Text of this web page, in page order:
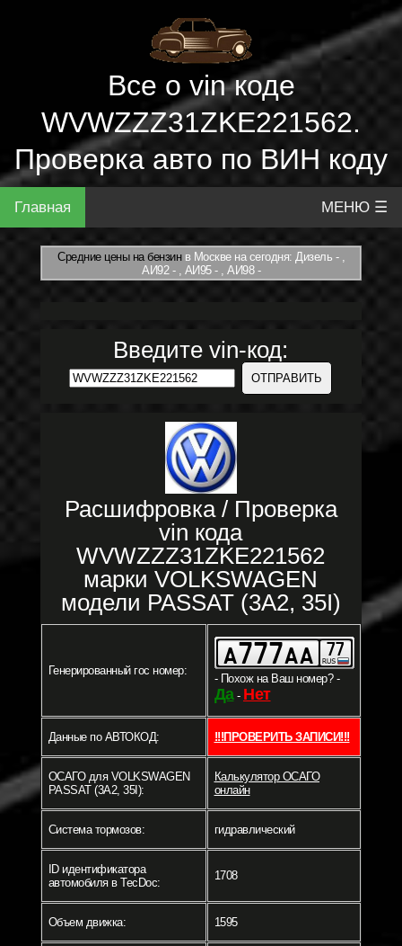
Все о vin коде
WVWZZZ31ZKE221562.
Проверка авто по ВИН коду
Главная МЕНЮ ☰
Средние цены на бензинв Москве на сегодня: Дизель - ,
АИ92 - , АИ95 - , АИ98 -
Введите vin-код:
Расшифровка / Проверка
vin кода
WVWZZZ31ZKE221562
марки VOLKSWAGEN
модели PASSAT (3A2, 35I)
Генерированный гос номер:
- Похож на Ваш номер? -
Да- Нет
Данные по АВТОКОД: !!!ПРОВЕРИТЬ ЗАПИСИ!!!
ОСАГО для VOLKSWAGEN
PASSAT (3A2, 35I):
Калькулятор ОСАГО
онлайн
Система тормозов: гидравлический
ID идентификатора
автомобиля в TecDoc:
1708
Объем движка: 1595